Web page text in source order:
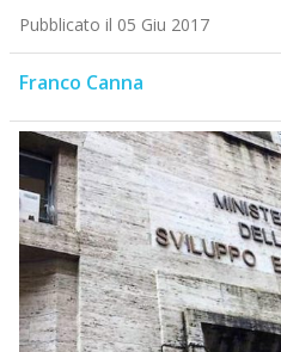
Pubblicato il 05 Giu 2017
Franco Canna